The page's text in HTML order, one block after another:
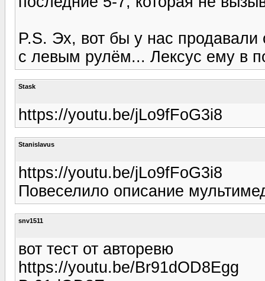
P.S. Эх, вот бы у нас
с левым рулём... Лексус ему в
Stask
https://youtu.be/jLo9fFoG3i8
Stanislavus
https://youtu.be/jLo9fFoG3i8
Повеселило описание
snv1511
вот тест от авторевю
https://youtu.be/Br91dOD8Egg